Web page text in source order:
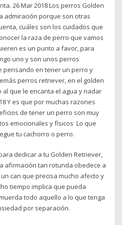
26 Mar 2018 Los perros Golden
admiración porque son otras
cuáles son los cuidados que
la raza de perro que vamos
es un punto a favor, para
uno y son unos perros
pensando en tener un perro y
perros retriever, en el golden
que le encanta el agua y nadar
Y es que por muchas razones
de tener un perro son muy
emocionales y físicos Lo que
tu cachorro o perro.
dedicar a tu Golden Retriever,
afirmación tan rotunda obedece a
can que precisa mucho afecto y
tiempo implica que pueda
todo aquello a lo que tenga
por separación.